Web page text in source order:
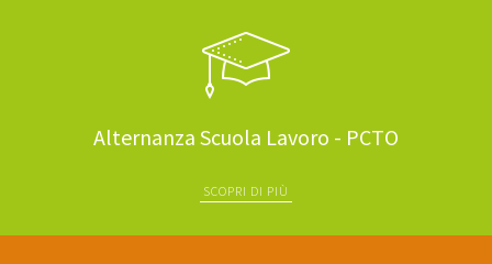
Alternanza Scuola Lavoro - PCTO
SCOPRI DI PIÙ